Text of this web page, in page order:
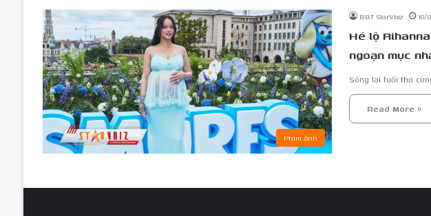
Phim ảnh
BBT StarVbiz 10/
Hé lộ
ngoạn mục
Sống lại tuổi thơ
Read More »